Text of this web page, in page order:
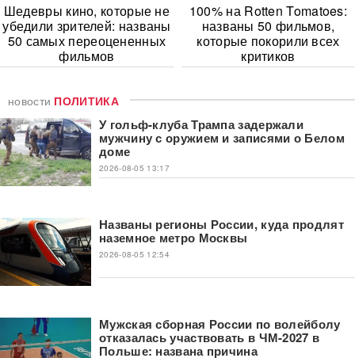
Шедевры кино, которые не
убедили зрителей: названы
50 самых переоцененных
фильмов
100% на Rotten Tomatoes:
названы 50 фильмов,
которые покорили всех
критиков
новости ПОЛИТИКА
У гольф-клуба Трампа задержали
мужчину с оружием и записями о Белом
доме
2026-08-05 13:17
Названы регионы России, куда продлят
наземное метро Москвы
2026-08-05 12:54
Мужская сборная России по волейболу
отказалась участвовать в ЧМ-2027 в
Польше: названа причина